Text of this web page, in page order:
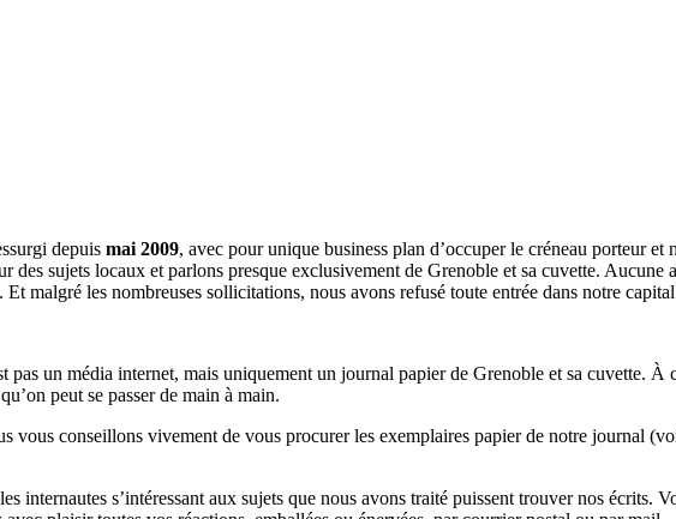
depuis mai 2009, avec pour unique business plan d’occuper le créneau porteur
des sujets locaux et parlons presque exclusivement de Grenoble et sa cuvette.
malgré les nombreuses sollicitations, nous avons refusé toute entrée dans notre
pas un média internet, mais uniquement un journal papier de Grenoble et sa cuvette.
peut se passer de main à main.
vous conseillons vivement de vous procurer les exemplaires papier de notre journal
internautes s’intéressant aux sujets que nous avons traité puissent trouver nos écrits.